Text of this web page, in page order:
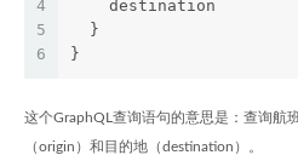
4
5
6
    destination
  }
}
这个GraphQL查询语句的意思是：查询航
（origin）和目的地（destination）。